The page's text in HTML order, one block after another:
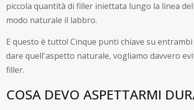
piccola quantità di filler iniettata lungo la linea
modo naturale il labbro.
E questo è tutto! Cinque punti chiave su
dare quell'aspetto naturale, vogliamo davvero
filler.
COSA DEVO ASPETTARMI